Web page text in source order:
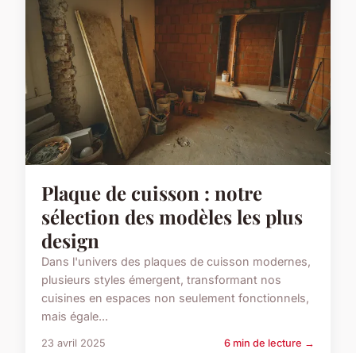
Plaque de cuisson : notre
sélection des modèles les plus
design
Dans l'univers des plaques de cuisson modernes,
plusieurs styles émergent, transformant nos
cuisines en espaces non seulement fonctionnels,
mais égale...
23 avril 2025 6 min de lecture →